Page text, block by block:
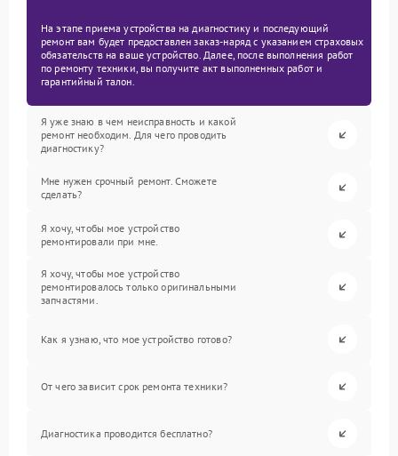
На этапе приема устройства на диагностику и последующий
ремонт вам будет предоставлен заказ-наряд с указанием страховых
обязательств на ваше устройство. Далее, после выполнения работ
по ремонту техники, вы получите акт выполненных работ и
гарантийный талон.
Я уже знаю в чем неисправность и какой
ремонт необходим. Для чего проводить
диагностику?
Мне нужен срочный ремонт. Сможете
сделать?
Я хочу, чтобы мое устройство
ремонтировали при мне.
Я хочу, чтобы мое устройство
ремонтировалось только оригинальными
запчастями.
Как я узнаю, что мое устройство готово?
От чего зависит срок ремонта техники?
Диагностика проводится бесплатно?